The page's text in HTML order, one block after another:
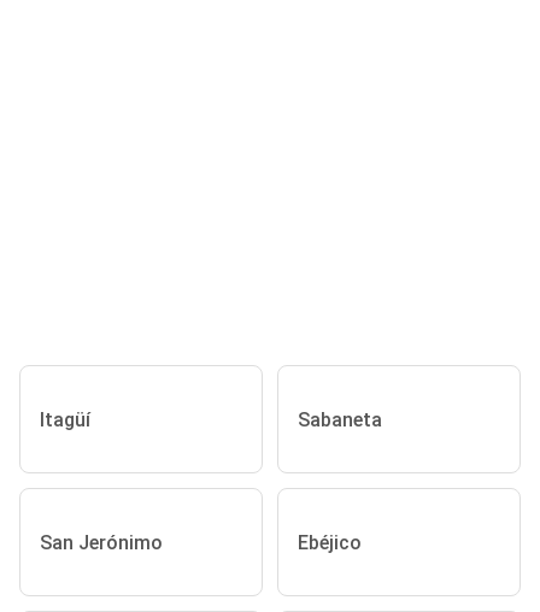
Itagüí Sabaneta
San Jerónimo Ebéjico